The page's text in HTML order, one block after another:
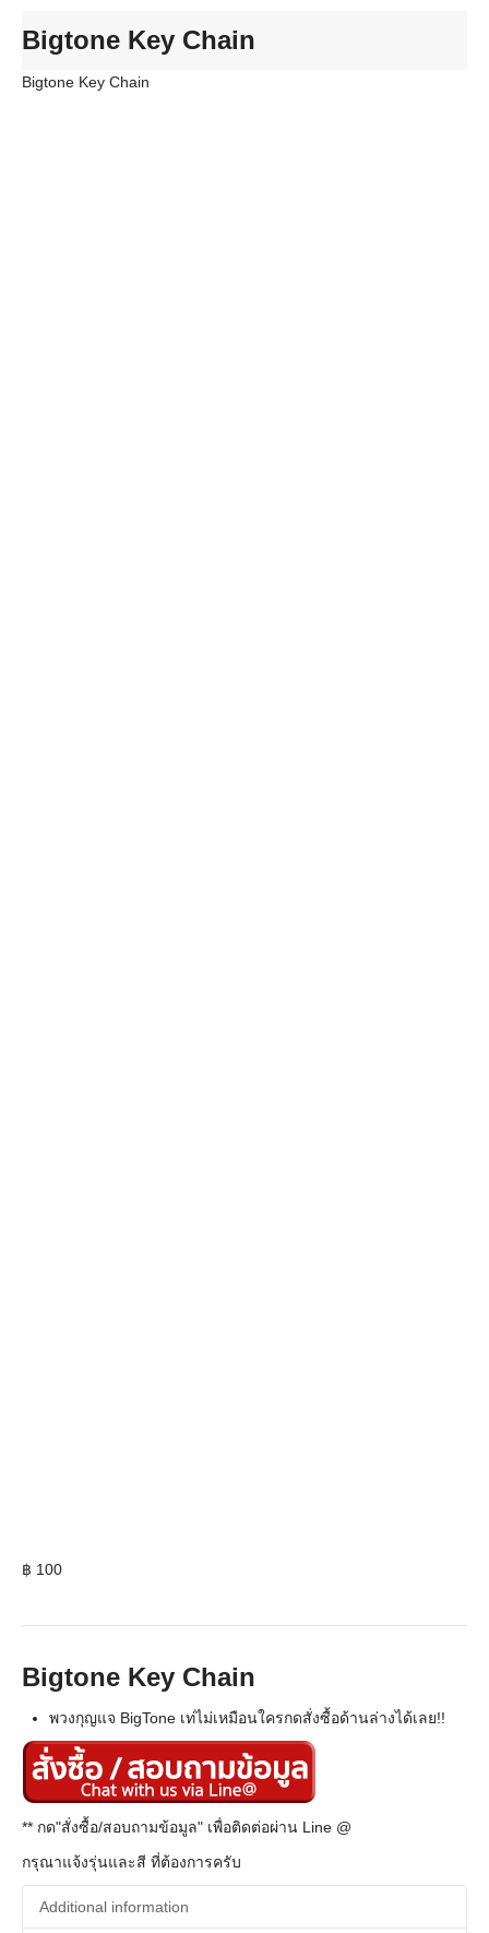
Bigtone Key Chain
Bigtone Key Chain
฿ 100
Bigtone Key Chain
พวงกุญแจ BigTone เท่ไม่เหมือนใครกดสั่งซื้อด้านล่างได้เลย!!
** กด"สั่งซื้อ/สอบถามข้อมูล" เพื่อติดต่อผ่าน Line @
กรุณาแจ้งรุ่นและสี ที่ต้องการครับ
Additional information